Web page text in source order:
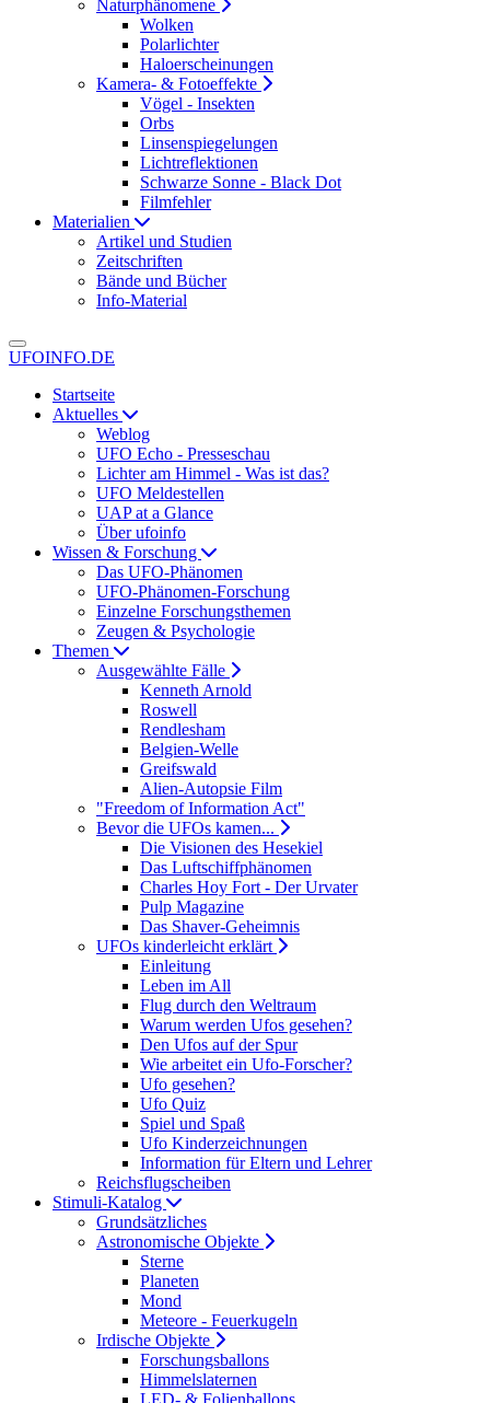
Naturphänomene
Wolken
Polarlichter
Haloerscheinungen
Kamera- & Fotoeffekte
Vögel - Insekten
Orbs
Linsenspiegelungen
Lichtreflektionen
Schwarze Sonne - Black Dot
Filmfehler
Materialien
Artikel und Studien
Zeitschriften
Bände und Bücher
Info-Material
UFOINFO.DE
Startseite
Aktuelles
Weblog
UFO Echo - Presseschau
Lichter am Himmel - Was ist das?
UFO Meldestellen
UAP at a Glance
Über ufoinfo
Wissen & Forschung
Das UFO-Phänomen
UFO-Phänomen-Forschung
Einzelne Forschungsthemen
Zeugen & Psychologie
Themen
Ausgewählte Fälle
Kenneth Arnold
Roswell
Rendlesham
Belgien-Welle
Greifswald
Alien-Autopsie Film
"Freedom of Information Act"
Bevor die UFOs kamen...
Die Visionen des Hesekiel
Das Luftschiffphänomen
Charles Hoy Fort - Der Urvater
Pulp Magazine
Das Shaver-Geheimnis
UFOs kinderleicht erklärt
Einleitung
Leben im All
Flug durch den Weltraum
Warum werden Ufos gesehen?
Den Ufos auf der Spur
Wie arbeitet ein Ufo-Forscher?
Ufo gesehen?
Ufo Quiz
Spiel und Spaß
Ufo Kinderzeichnungen
Information für Eltern und Lehrer
Reichsflugscheiben
Stimuli-Katalog
Grundsätzliches
Astronomische Objekte
Sterne
Planeten
Mond
Meteore - Feuerkugeln
Irdische Objekte
Forschungsballons
Himmelslaternen
LED- & Folienballons